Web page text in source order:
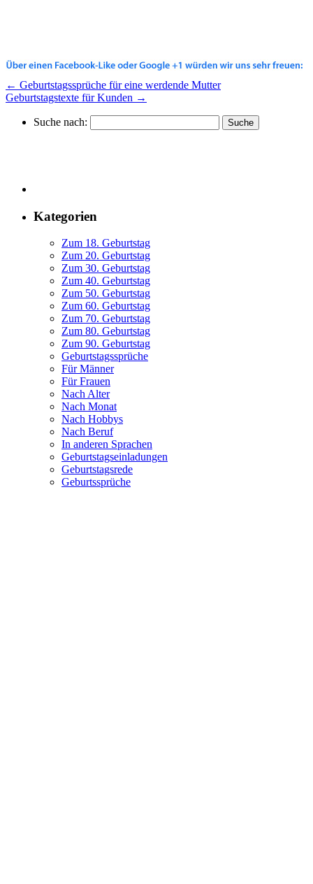
← Geburtstagssprüche für eine werdende Mutter
Geburtstagstexte für Kunden →
Suche nach:
Kategorien
Zum 18. Geburtstag
Zum 20. Geburtstag
Zum 30. Geburtstag
Zum 40. Geburtstag
Zum 50. Geburtstag
Zum 60. Geburtstag
Zum 70. Geburtstag
Zum 80. Geburtstag
Zum 90. Geburtstag
Geburtstagssprüche
Für Männer
Für Frauen
Nach Alter
Nach Monat
Nach Hobbys
Nach Beruf
In anderen Sprachen
Geburtstagseinladungen
Geburtstagsrede
Geburtssprüche